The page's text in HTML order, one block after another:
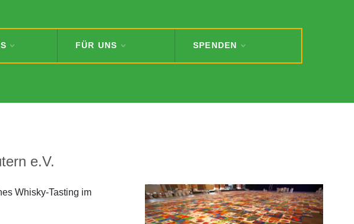
FÜR UNS SPENDEN
e.V.
Whisky-Tasting im